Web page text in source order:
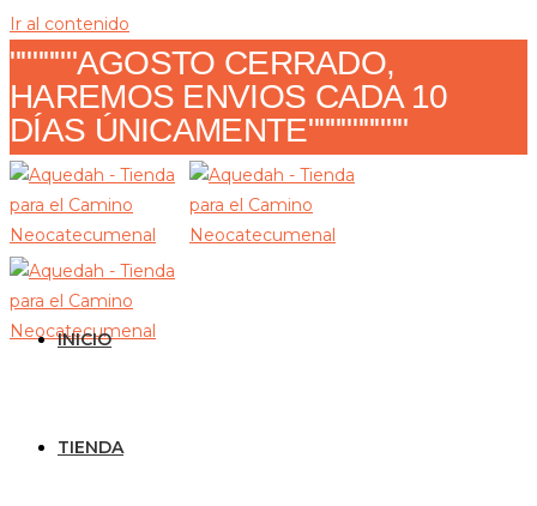
Ir al contenido
""""""AGOSTO CERRADO,
HAREMOS ENVIOS CADA 10
DÍAS ÚNICAMENTE"""""""""
INICIO
TIENDA